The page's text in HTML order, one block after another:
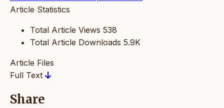
Article Statistics
Total Article Views 538
Total Article Downloads 5.9K
Article Files
Full Text
Share